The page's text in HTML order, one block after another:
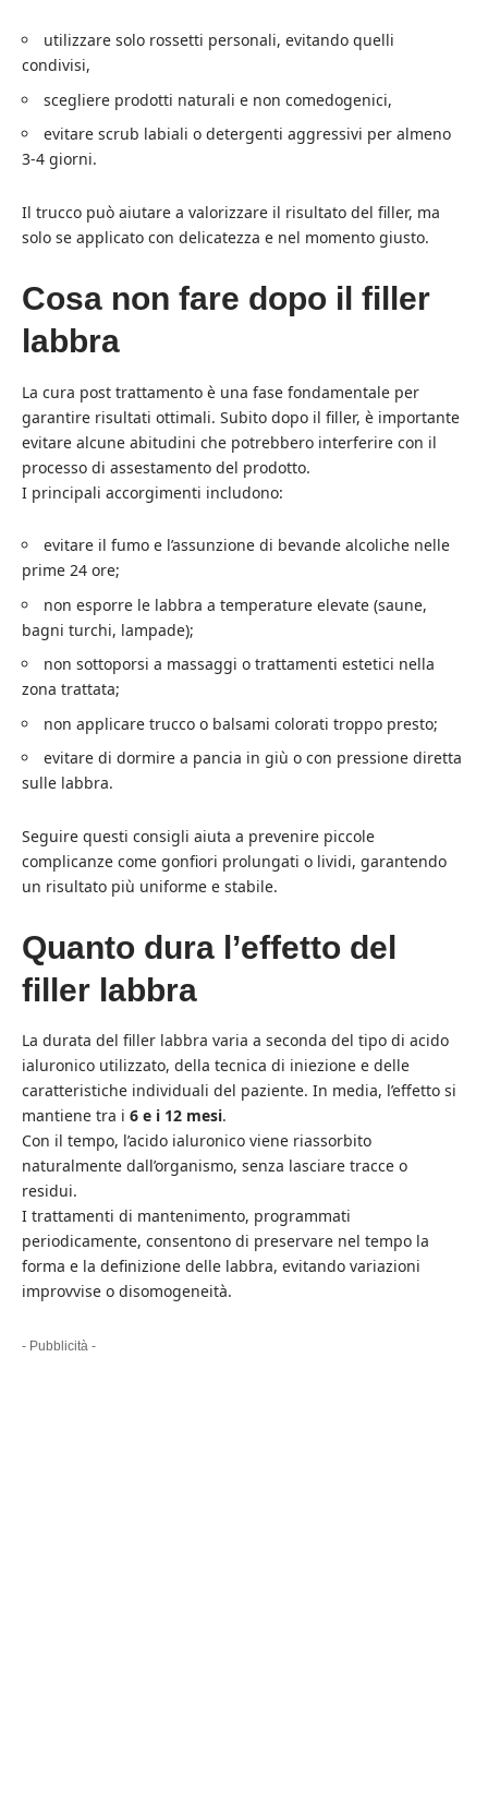
utilizzare solo rossetti personali, evitando quelli
condivisi,
scegliere prodotti naturali e non comedogenici,
evitare scrub labiali o detergenti aggressivi per almeno
3-4 giorni.
Il trucco può aiutare a valorizzare il risultato del filler, ma
solo se applicato con delicatezza e nel momento giusto.
Cosa non fare dopo il filler
labbra
La cura post trattamento è una fase fondamentale per
garantire risultati ottimali. Subito dopo il filler, è importante
evitare alcune abitudini che potrebbero interferire con il
processo di assestamento del prodotto.
I principali accorgimenti includono:
evitare il fumo e l’assunzione di bevande alcoliche nelle
prime 24 ore;
non esporre le labbra a temperature elevate (saune,
bagni turchi, lampade);
non sottoporsi a massaggi o trattamenti estetici nella
zona trattata;
non applicare trucco o balsami colorati troppo presto;
evitare di dormire a pancia in giù o con pressione diretta
sulle labbra.
Seguire questi consigli aiuta a prevenire piccole
complicanze come gonfiori prolungati o lividi, garantendo
un risultato più uniforme e stabile.
Quanto dura l’effetto del
filler labbra
La durata del filler labbra varia a seconda del tipo di acido
ialuronico utilizzato, della tecnica di iniezione e delle
caratteristiche individuali del paziente. In media, l’effetto si
mantiene tra i 6 e i 12 mesi.
Con il tempo, l’acido ialuronico viene riassorbito
naturalmente dall’organismo, senza lasciare tracce o
residui.
I trattamenti di mantenimento, programmati
periodicamente, consentono di preservare nel tempo la
forma e la definizione delle labbra, evitando variazioni
improvvise o disomogeneità.
- Pubblicità -